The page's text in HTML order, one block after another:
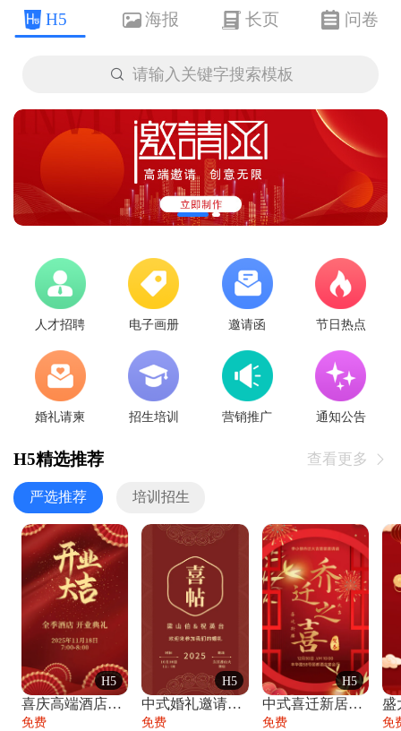
H5 海报 长页 问卷
 请输入关键字搜索模板
人才招聘 电子画册 邀请函 节日热点
婚礼请柬 招生培训 营销推广 通知公告
H5精选推荐 查看更多 
严选推荐 培训招生
H5
喜庆高端酒店开业大吉邀请函
免费
H5
中式婚礼邀请函中国风传统复古婚礼请柬请帖
免费
H5
中式喜迁新居乔迁之喜邀请函宴会请帖
免费 免